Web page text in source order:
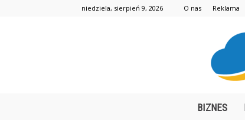
niedziela, sierpień 9, 2026 O nas Reklama
BIZNES